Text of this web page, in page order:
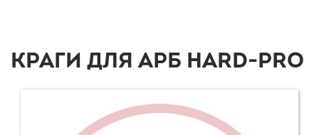
КРАГИ ДЛЯ АРБ HARD-PRO